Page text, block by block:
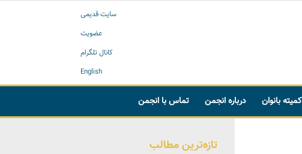
سایت قدیمی
عضویت
کانال تلگرام
English
کمیته بانوان درباره انجمن تماس با انجمن
تازه‌ترین مطالب